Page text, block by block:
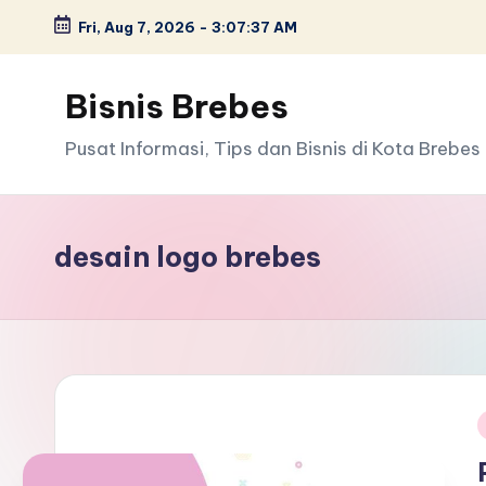
Skip
content
Fri, Aug 7, 2026 - 3:07:37 AM
Bisnis Brebes
Pusat Informasi, Tips dan Bisnis di Kota Brebes
desain logo brebes